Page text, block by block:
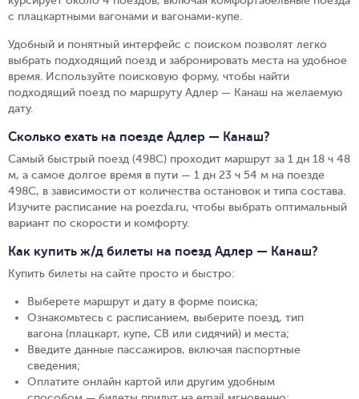
с плацкартными вагонами и вагонами-купе.
Удобный и понятный интерфейс с поиском позволят легко
выбрать подходящий поезд и забронировать места на удобное
время. Используйте поисковую форму, чтобы найти
подходящий поезд по маршруту Адлер — Канаш на желаемую
дату.
Сколько ехать на поезде Адлер — Канаш?
Самый быстрый поезд (498С) проходит маршрут за 1 дн 18 ч 48
м, а самое долгое время в пути — 1 дн 23 ч 54 м на поезде
498С, в зависимости от количества остановок и типа состава.
Изучите расписание на poezda.ru, чтобы выбрать оптимальный
вариант по скорости и комфорту.
Как купить ж/д билеты на поезд Адлер — Канаш?
Купить билеты на сайте просто и быстро:
Выберете маршрут и дату в форме поиска;
Ознакомьтесь с расписанием, выберите поезд, тип
вагона (плацкарт, купе, СВ или сидячий) и места;
Введите данные пассажиров, включая паспортные
сведения;
Оплатите онлайн картой или другим удобным